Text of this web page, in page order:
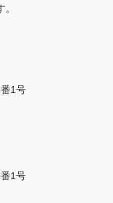
1号
1号